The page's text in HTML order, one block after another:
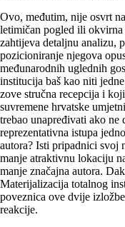
Ovo, međutim, nije osvrt
letimičan pogled ili
zahtijeva detaljnu analizu,
pozicioniranje njegova
međunarodnih uglednih
institucija baš kao niti
zove stručna recepcija i
suvremene hrvatske
trebao unapređivati ako ne
reprezentativna istupa
autora? Isti pripadnici svoj
manje atraktivnu lokaciju
manje značajna autora.
Materijalizacija totalnog
poveznica ove dvije
reakcije.